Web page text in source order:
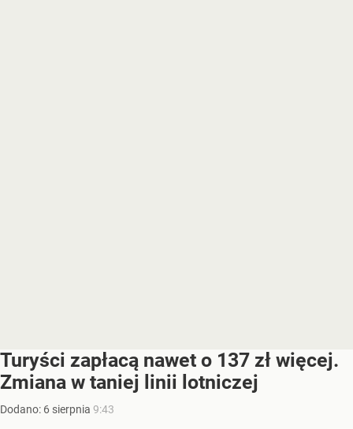
Turyści zapłacą nawet o 137 zł więcej.
Zmiana w taniej linii lotniczej
Dodano: 6 sierpnia 9:43